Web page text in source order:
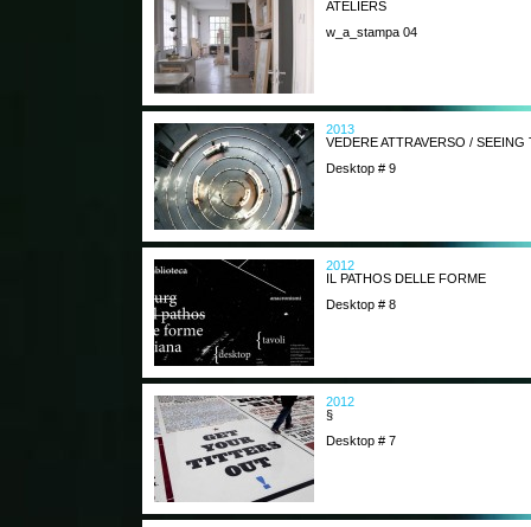
ATELIERS
w_a_stampa 04
2013
VEDERE ATTRAVERSO /
Desktop # 9
2012
IL PATHOS DELLE FORME
Desktop # 8
2012
§
Desktop # 7